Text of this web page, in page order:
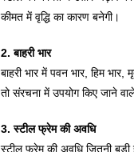
कीमत में वृद्धि का कारण बनेगी।
2. बाहरी भार
बाहरी भार में पवन भार, हिम
तो संरचना में उपयोग किए जाने वाले
3. स्टील फ्रेम की अवधि
स्टील फ्रेम की अवधि जितनी बड़ी